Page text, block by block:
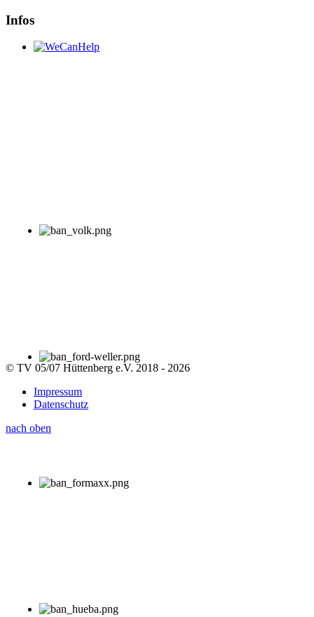
Infos
© TV 05/07 Hüttenberg e.V. 2018 - 2026
Impressum
Datenschutz
nach oben